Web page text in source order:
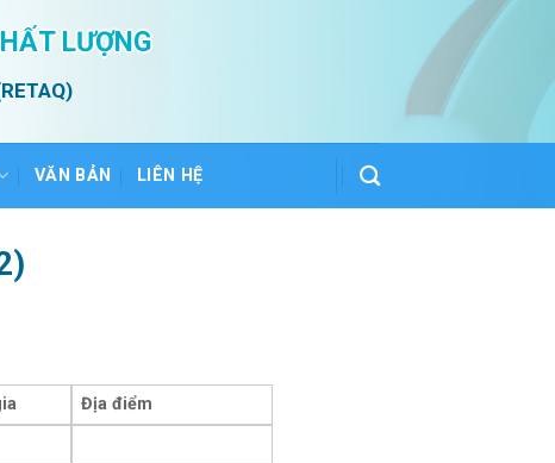
LƯỢNG
VĂN BẢN LIÊN HỆ
Địa điểm